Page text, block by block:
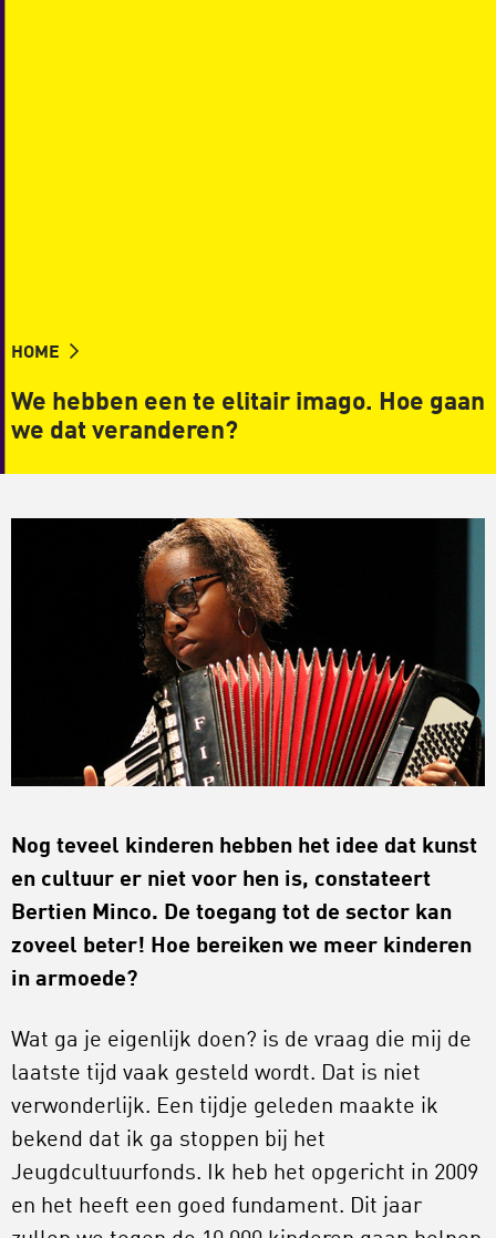
HOME
We hebben een te elitair imago. Hoe gaan
we dat veranderen?
Nog teveel kinderen hebben het idee dat kunst
en cultuur er niet voor hen is, constateert
Bertien Minco. De toegang tot de sector kan
zoveel beter! Hoe bereiken we meer kinderen
in armoede?
Wat ga je eigenlijk doen? is de vraag die mij de
laatste tijd vaak gesteld wordt. Dat is niet
verwonderlijk. Een tijdje geleden maakte ik
bekend dat ik ga stoppen bij het
Jeugdcultuurfonds. Ik heb het opgericht in 2009
en het heeft een goed fundament. Dit jaar